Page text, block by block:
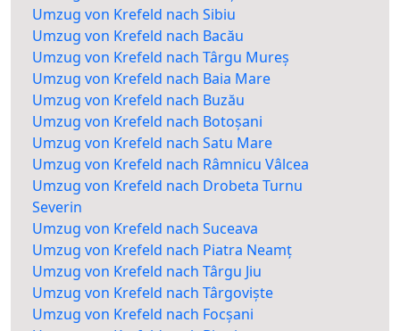
Umzug von Krefeld nach Sibiu
Umzug von Krefeld nach Bacău
Umzug von Krefeld nach Târgu Mureș
Umzug von Krefeld nach Baia Mare
Umzug von Krefeld nach Buzău
Umzug von Krefeld nach Botoșani
Umzug von Krefeld nach Satu Mare
Umzug von Krefeld nach Râmnicu Vâlcea
Umzug von Krefeld nach Drobeta Turnu
Severin
Umzug von Krefeld nach Suceava
Umzug von Krefeld nach Piatra Neamț
Umzug von Krefeld nach Târgu Jiu
Umzug von Krefeld nach Târgoviște
Umzug von Krefeld nach Focșani